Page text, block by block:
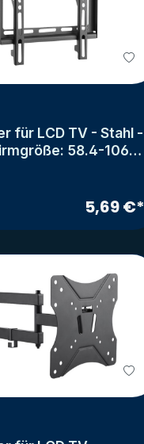
für LCD TV - Stahl -
58.4-106.7
5,69 €*